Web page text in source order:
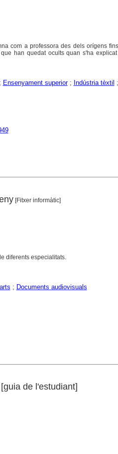
com a professora des dels orígens
han quedat ocults quan s'ha
; Ensenyament superior; Indústria tèxtil ;
[Fitxer informàtic]
diferents especialitats.
; Documents audiovisuals
de l'estudiant]